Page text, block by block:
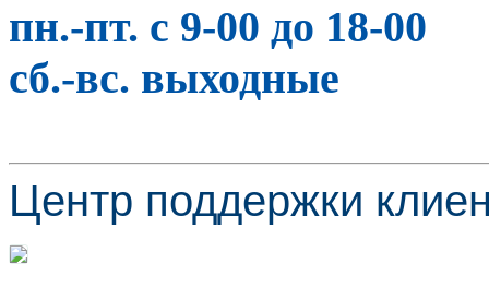
пн.-пт. с 9-00 до 18-00
сб.-вс. выходные
Центр поддержки